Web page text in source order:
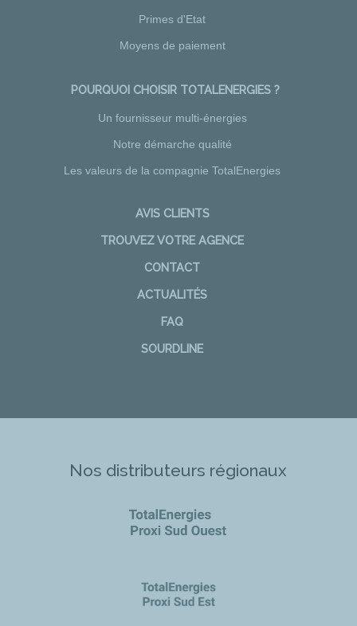
Primes d'Etat
Moyens de paiement
POURQUOI CHOISIR TOTALENERGIES ?
Un fournisseur multi-énergies
Notre démarche qualité
Les valeurs de la compagnie TotalEnergies
AVIS CLIENTS
TROUVEZ VOTRE AGENCE
CONTACT
ACTUALITÉS
FAQ
SOURDLINE
Nos distributeurs régionaux